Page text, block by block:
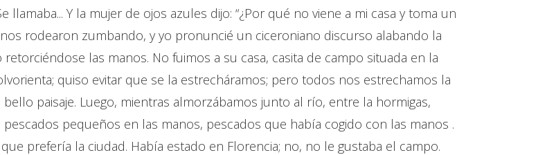
Y la mujer de ojos azules dijo: “¿Por qué no viene a mi casa y toma un
rodearon zumbando, y yo pronuncié un ciceroniano discurso alabando la
las manos. No fuimos a su casa, casita de campo situada en la
quiso evitar que se la estrecháramos; pero todos nos estrechamos la
paisaje. Luego, mientras almorzábamos junto al río, entre la hormigas,
pequeños en las manos, pescados que había cogido con las manos .
prefería la ciudad. Había estado en Florencia; no, no le gustaba el campo.